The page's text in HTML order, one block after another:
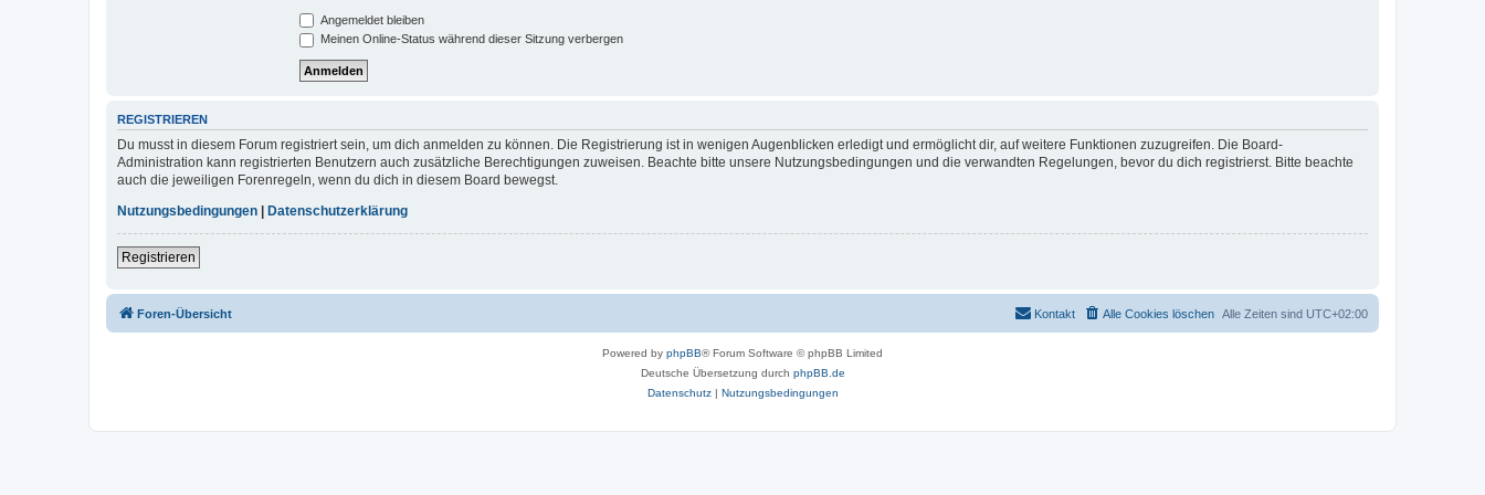
Angemeldet bleiben
Meinen Online-Status während dieser Sitzung verbergen
REGISTRIEREN
Du musst in diesem Forum registriert sein, um dich anmelden zu können. Die Registrierung ist in wenigen Augenblicken erledigt und ermöglicht dir, auf weitere Funktionen zuzugreifen. Die Board-
Administration kann registrierten Benutzern auch zusätzliche Berechtigungen zuweisen. Beachte bitte unsere Nutzungsbedingungen und die verwandten Regelungen, bevor du dich registrierst. Bitte beachte
auch die jeweiligen Forenregeln, wenn du dich in diesem Board bewegst.
Nutzungsbedingungen
Datenschutzerklärung
Registrieren
Foren-Übersicht Alle Zeiten sind UTC+02:00
Alle Cookies löschen
Kontakt
Powered by phpBB® Forum Software © phpBB Limited
Deutsche Übersetzung durch phpBB.de
Datenschutz| Nutzungsbedingungen